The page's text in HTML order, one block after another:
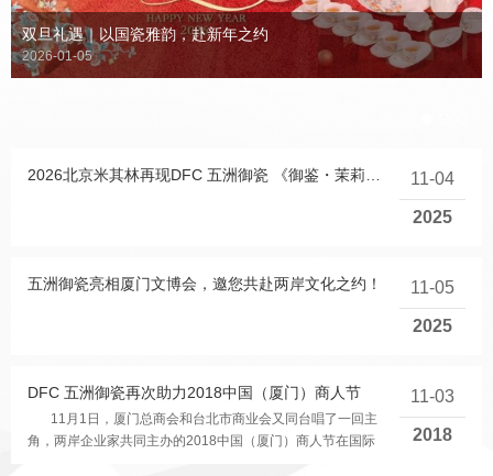
双旦礼遇｜以国瓷雅韵，赴新年之约
2026-01-05
11-04
2025
五洲御瓷亮相厦门文博会，邀您共赴两岸文化之约！ 11-05
2025
DFC 五洲御瓷再次助力2018中国（厦门）商人节
11月1日，厦门总商会和台北市商业会又同台唱了一回主
角，两岸企业家共同主办的2018中国（厦门）商人节在国际
11-03
2018